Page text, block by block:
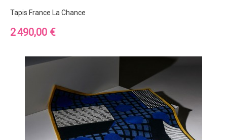
Tapis France La Chance
Prix
2 490,00 €